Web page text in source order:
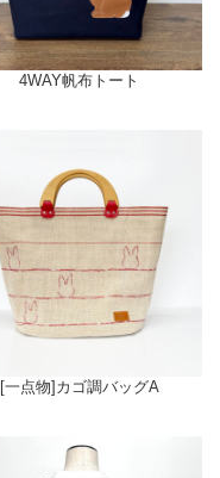
4WAY帆布トート
[一点物]カゴ調バッグA